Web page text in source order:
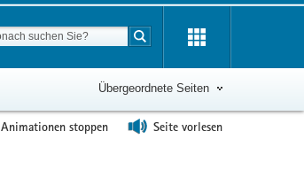
Suchbegriff
Suche starten
Übergeordnete Seiten
Animationen stoppen Seite vorlesen